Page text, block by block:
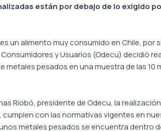
están por debajo de lo exigido
un alimento muy consumido en Chile,
y Usuarios (Odecu) decidió
metales pesados en una muestra de las
Riobó, presidente de Odecu, la
cumplen con las normativas vigentes en
metales pesados se encuentra dentro